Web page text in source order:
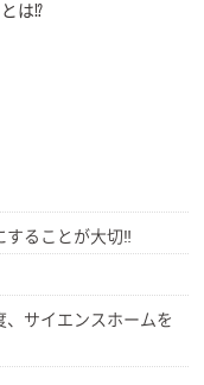
は⁉
することが大切‼
サイエンスホームを